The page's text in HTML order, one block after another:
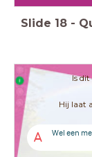
Slide 18 -
Is dit
Hij laat
A
Wel een